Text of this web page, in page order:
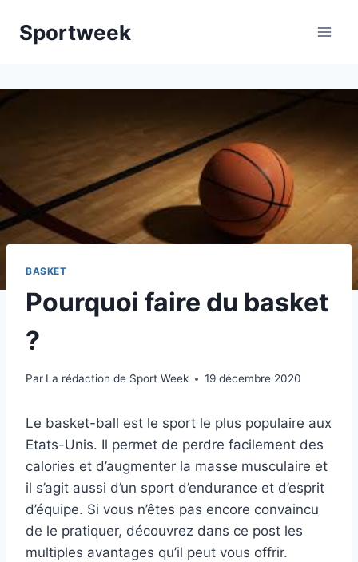
Sportweek
BASKET
Pourquoi faire du basket
?
Par La rédaction de Sport Week 19 décembre 2020
Le basket-ball est le sport le plus populaire aux
Etats-Unis. Il permet de perdre facilement des
calories et d’augmenter la masse musculaire et
il s’agit aussi d’un sport d’endurance et d’esprit
d’équipe. Si vous n’êtes pas encore convaincu
de le pratiquer, découvrez dans ce post les
multiples avantages qu’il peut vous offrir.